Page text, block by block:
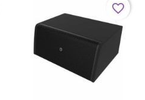
favorite_border